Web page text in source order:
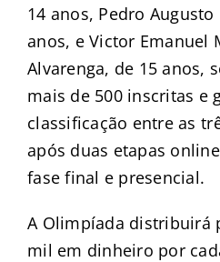
14 anos, Pedro
anos, e Victor Emanuel
Alvarenga, de 15 anos,
mais de 500 inscritas e
classificação entre as
após duas etapas
fase final e presencial.
A Olimpíada distribuirá
mil em dinheiro por